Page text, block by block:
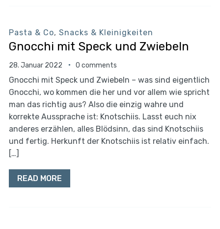
Pasta & Co, Snacks & Kleinigkeiten
Gnocchi mit Speck und Zwiebeln
28. Januar 2022 0 comments
Gnocchi mit Speck und Zwiebeln – was sind eigentlich
Gnocchi, wo kommen die her und vor allem wie spricht
man das richtig aus? Also die einzig wahre und
korrekte Aussprache ist: Knotschiis. Lasst euch nix
anderes erzählen, alles Blödsinn, das sind Knotschiis
und fertig. Herkunft der Knotschiis ist relativ einfach.
[…]
READ MORE